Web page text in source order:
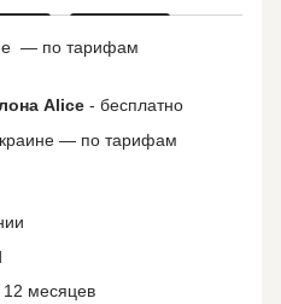
— по тарифам
Alice - бесплатно
— по тарифам
12 месяцев